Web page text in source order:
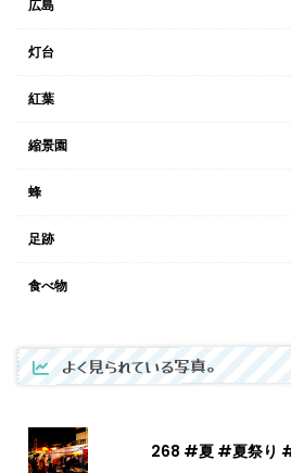
広島
灯台
紅葉
縮景園
蜂
足跡
食べ物
よく見られている写真。
268 #夏 #夏祭り